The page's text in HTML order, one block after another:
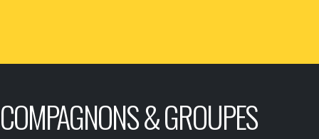
COMPAGNONS & GROUPES